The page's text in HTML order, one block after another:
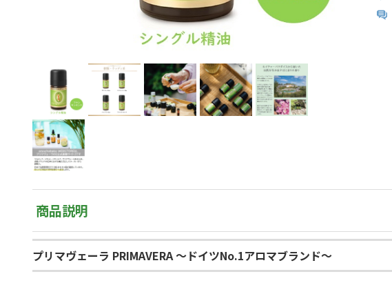
商品説明
プリマヴェーラ PRIMAVERA ～ドイツNo.1アロマブランド～